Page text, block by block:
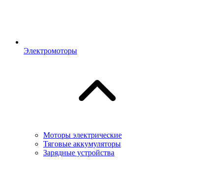
Электромоторы
Моторы электрические
Тяговые аккумуляторы
Зарядные устройства